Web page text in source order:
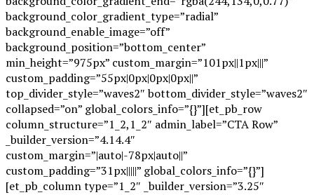
background_color_gradient_type=”radial”
background_enable_image=”off”
background_position=”bottom_center”
min_height=”975px” custom_margin=”101px||1px|||”
custom_padding=”55px|0px|0px|0px||”
top_divider_style=”waves2″ bottom_divider_style=”waves2″
collapsed=”on” global_colors_info=”{}”][et_pb_row
column_structure=”1_2,1_2″ admin_label=”CTA Row”
_builder_version=”4.14.4″
custom_margin=”|auto|-78px|auto||”
custom_padding=”31px|||||” global_colors_info=”{}”]
[et_pb_column type=”1_2″ _builder_version=”3.25″